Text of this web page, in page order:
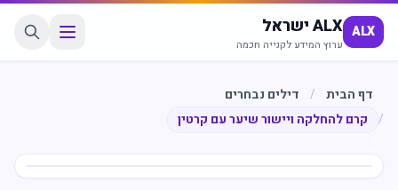
ALX ALX ישראל
ערוץ המידע לקנייה חכמה
דף הבית /
דילים נבחרים
/
קרם להחלקה ויישור שיער עם קרטין